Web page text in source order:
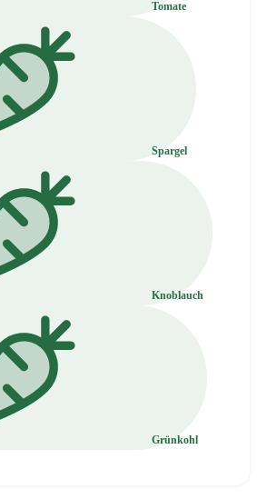
Tomate
Spargel
Knoblauch
Grünkohl